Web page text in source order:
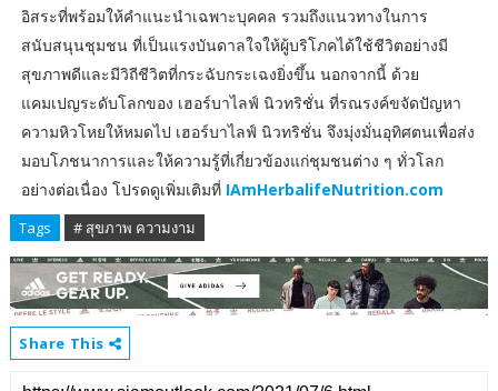
อิสระที่พร้อมให้คำแนะนำเฉพาะบุคคล รวมถึงแนวทางในการ
สนับสนุนชุมชน ที่เป็นแรงบันดาลใจให้ผู้บริโภคได้ใช้ชีวิตอย่างมี
สุขภาพดีและมีวิถีชีวิตที่กระฉับกระเฉงยิ่งขึ้น นอกจากนี้ ด้วย
แคมเปญระดับโลกของ เฮอร์บาไลฟ์ นิวทริชั่น ที่รณรงค์ขจัดปัญหา
ความหิวโหยให้หมดไป เฮอร์บาไลฟ์ นิวทริชั่น จึงมุ่งมั่นอุทิศตนเพื่อส่ง
มอบโภชนาการและให้ความรู้ที่เกี่ยวข้องแก่ชุมชนต่าง ๆ ทั่วโลก
อย่างต่อเนื่อง โปรดดูเพิ่มเติมที่ IAmHerbalifeNutrition.com
Tags # สุขภาพ ความงาม
Share This